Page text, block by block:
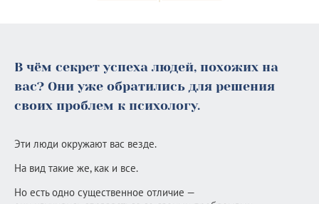
В чём секрет успеха людей, похожих на
вас? Они уже обратились для решения
своих проблем к психологу.
Эти люди окружают вас везде.
На вид такие же, как и все.
Но есть одно существенное отличие —